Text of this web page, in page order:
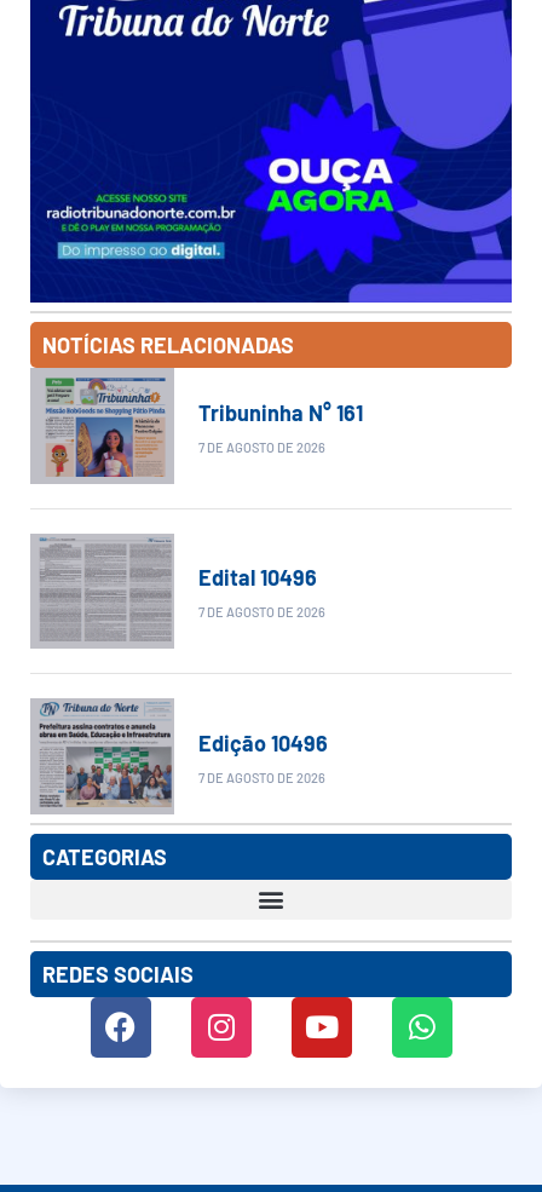
NOTÍCIAS RELACIONADAS
Tribuninha N° 161
7 DE AGOSTO DE 2026
Edital 10496
7 DE AGOSTO DE 2026
Edição 10496
7 DE AGOSTO DE 2026
CATEGORIAS
REDES SOCIAIS